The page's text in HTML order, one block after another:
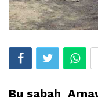
Bu sabah